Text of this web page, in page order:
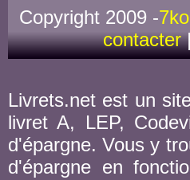
Copyright 2009 -7ko
contacter
Livrets.net est un
livret A, LEP,
d'épargne. Vous y
d'épargne en